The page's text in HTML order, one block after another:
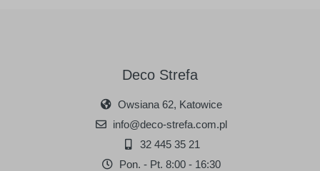
Deco Strefa
Owsiana 62, Katowice
info@deco-strefa.com.pl
32 445 35 21
Pon. - Pt. 8:00 - 16:30